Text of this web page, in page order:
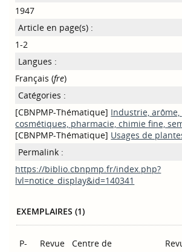
1947
Article en page(s) :
1-2
Langues :
Français (fre)
Catégories :
[CBNPMP-Thématique] Industrie,
cosmétiques, pharmacie, chimie fine,
[CBNPMP-Thématique] Usages de
Permalink :
https://biblio.cbnpmp.fr/index.php?
lvl=notice_display&id=140341
EXEMPLAIRES (1)
P-
Revue
Centre de